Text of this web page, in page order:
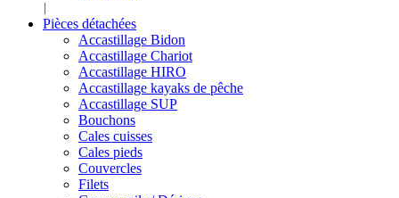
Pièces détachées
Accastillage Bidon
Accastillage Chariot
Accastillage HIRO
Accastillage kayaks de pêche
Accastillage SUP
Bouchons
Cales cuisses
Cales pieds
Couvercles
Filets